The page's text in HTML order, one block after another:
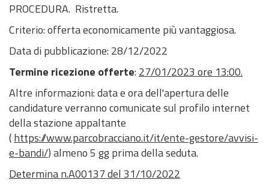
PROCEDURA. Ristretta.
Criterio: offerta economicamente più vantaggiosa.
Data di pubblicazione: 28/12/2022
Termine ricezione offerte: 27/01/2023 ore 13:00.
Altre informazioni: data e ora dell'apertura delle
candidature verranno comunicate sul profilo internet
della stazione appaltante
(https://www.parcobracciano.it/it/ente-gestore/avvisi-
e-bandi/) almeno 5 gg prima della seduta.
Determina n.A00137 del 31/10/2022